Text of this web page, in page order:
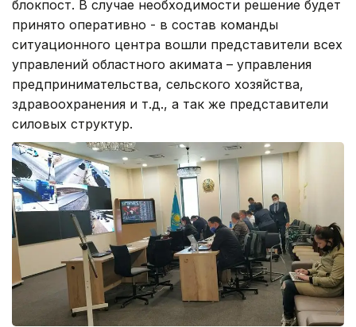
блокпост. В случае необходимости решение будет
принято оперативно - в состав команды
ситуационного центра вошли представители всех
управлений областного акимата – управления
предпринимательства, сельского хозяйства,
здравоохранения и т.д., а так же представители
силовых структур.